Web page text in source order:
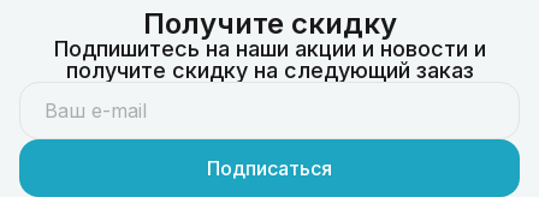
Получите скидку
Подпишитесь на наши акции и новости и
получите скидку на следующий заказ
Подписаться